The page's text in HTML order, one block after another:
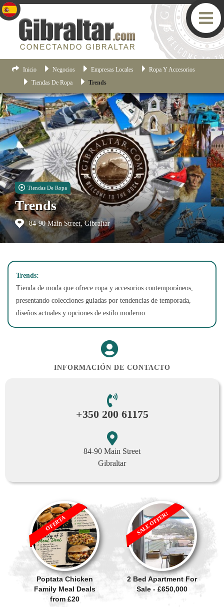
Inicio Negocios Empresas Locales
Ropa Y Accesorios
Tiendas De Ropa
Trends
Tiendas De Ropa
Trends
84-90 Main Street, Gibraltar
Trends:
Tienda de moda que ofrece ropa y accesorios contemporáneos,
presentando colecciones guiadas por tendencias de temporada,
diseños actuales y opciones de estilo moderno.
INFORMACIÓN DE CONTACTO
+350 200 61175
84-90 Main Street
Gibraltar
Poptata Chicken
Family Meal Deals
from £20
OFERTA
2 Bed Apartment For
Sale - £650,000
SALE OFFER!